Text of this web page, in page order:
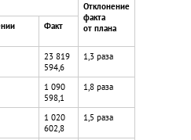
Отклонение
факта
от плана
Факт
23 819
594,6
1,3 раза
1 090
598,1
1,8 раза
1 020
602,8
1,5 раза